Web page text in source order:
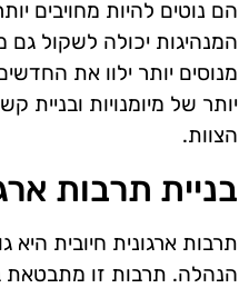
הם נוטים להיות מחויבים
המנהיגות יכולה לשקול גם
מנוסים יותר ילוו את
יותר של מיומנויות ובניית
הצוות.
בניית תרבות
תרבות ארגונית חיובית היא
הנהלה. תרבות זו מתבטאת